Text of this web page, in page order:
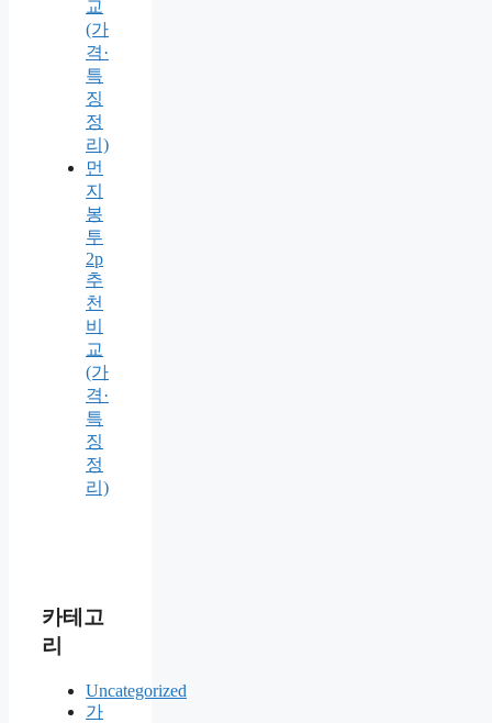
교
(가
격·
특
징
정
리)
먼
지
봉
투
2p
추
천
비
교
(가
격·
특
징
정
리)
카테고
리
Uncategorized
가